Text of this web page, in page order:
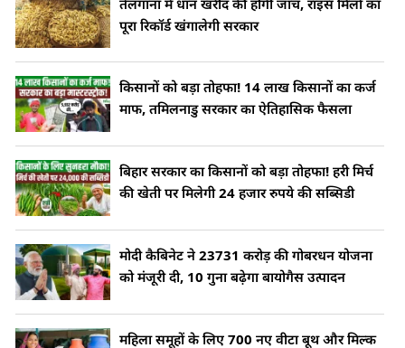
पूरा रिकॉर्ड खंगालेगी सरकार
किसानों को बड़ा तोहफा! 14 लाख किसानों का कर्ज
माफ, तमिलनाडु सरकार का ऐतिहासिक फैसला
बिहार सरकार का किसानों को बड़ा तोहफा! हरी मिर्च
की खेती पर मिलेगी 24 हजार रुपये की सब्सिडी
मोदी कैबिनेट ने 23731 करोड़ की गोबरधन योजना
को मंजूरी दी, 10 गुना बढ़ेगा बायोगैस उत्पादन
महिला समूहों के लिए 700 नए वीटा बूथ और मिल्क